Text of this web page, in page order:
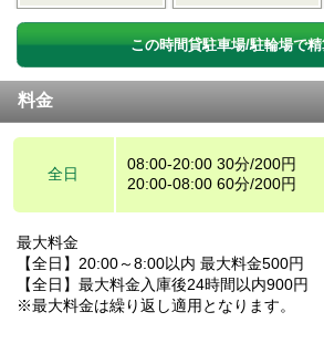
この時間貸駐車場/駐輪場で
料金
全日
08:00-20:00 30分/200円
20:00-08:00 60分/200円
最大料金
【全日】20:00～8:00以内 最大料金500円
【全日】最大料金入庫後24時間以内900円
※最大料金は繰り返し適用となります。